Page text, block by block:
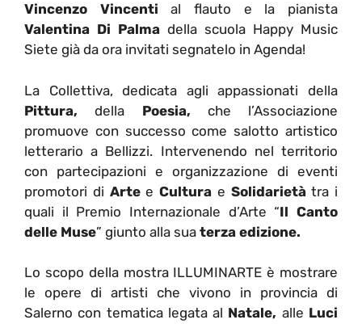
Vincenzo Vincenti al flauto e la pianista
Valentina Di Palma della scuola Happy Music
Siete già da ora invitati segnatelo in Agenda!
La Collettiva, dedicata agli appassionati della
Pittura, della Poesia, che l’Associazione
promuove con successo come salotto artistico
letterario a Bellizzi. Intervenendo nel territorio
con partecipazioni e organizzazione di eventi
promotori di Artee Cultura e Solidarietàtra i
quali il Premio Internazionale d’Arte “Il Canto
delle Muse” giunto alla sua terza edizione.
Lo scopo della mostra ILLUMINARTE è mostrare
le opere di artisti che vivono in provincia di
Salerno con tematica legata al Natale, alle Luci